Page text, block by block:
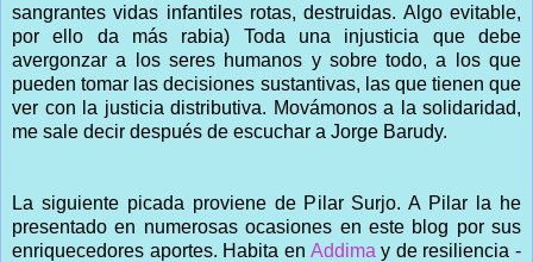
sangrantes vidas infantiles rotas, destruidas. Algo evitable,
por ello da más rabia) Toda una injusticia que debe
avergonzar a los seres humanos y sobre todo, a los que
pueden tomar las decisiones sustantivas, las que tienen que
ver con la justicia distributiva. Movámonos a la solidaridad,
me sale decir después de escuchar a Jorge Barudy.
La siguiente picada proviene de Pilar Surjo. A Pilar la he
presentado en numerosas ocasiones en este blog por sus
enriquecedores aportes. Habita en Addima y de resiliencia -